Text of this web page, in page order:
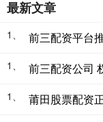
最新文章
1、 前三配资平台
1、 前三配资公司
1、 莆田股票配资